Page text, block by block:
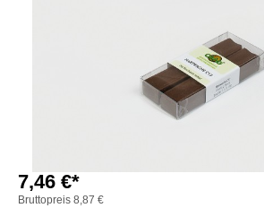
7,46 €*
Bruttopreis 8,87 €